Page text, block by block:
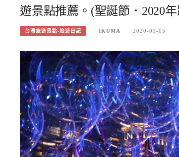
遊景點推薦。(聖誕節．2020
台灣旅遊景點-旅遊日記 IKUMA 2020-01-05